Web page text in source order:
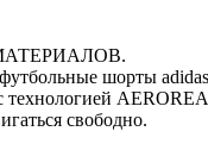
шорты
свободно.